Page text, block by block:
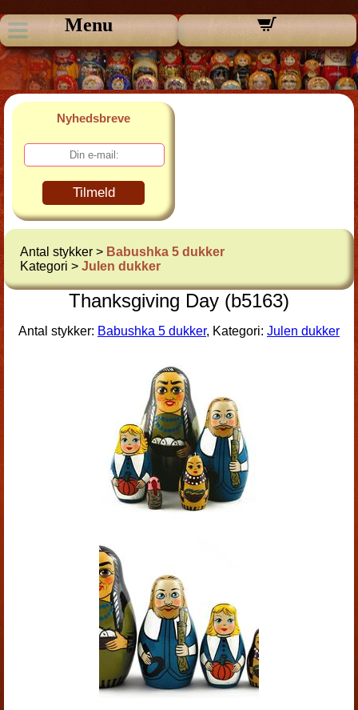
Menu
Nyhedsbreve
Tilmeld
Antal stykker > Babushka 5 dukker
Kategori > Julen dukker
Thanksgiving Day (b5163)
Antal stykker: Babushka 5 dukker, Kategori: Julen dukker